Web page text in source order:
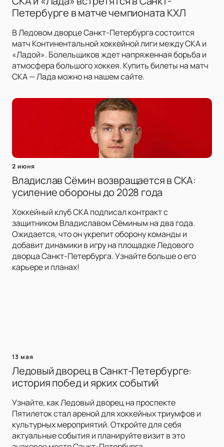
Петербурге в матче чемпионата КХЛ
В Ледовом дворце Санкт-Петербурга состоится
матч Континентальной хоккейной лиги между СКА и
«Ладой». Болельщиков ждет напряженная борьба и
атмосфера большого хоккея. Купить билеты на матч
СКА — Лада можно на нашем сайте.
2 июня
Владислав Сёмин возвращается в СКА:
усиление обороны до 2028 года
Хоккейный клуб СКА подписал контракт с
защитником Владиславом Сёминым на два года.
Ожидается, что он укрепит оборону команды и
добавит динамики в игру на площадке Ледового
дворца Санкт-Петербурга. Узнайте больше о его
карьере и планах!
13 мая
Ледовый дворец в Санкт-Петербурге:
история побед и ярких событий
Узнайте, как Ледовый дворец на проспекте
Пятилеток стал ареной для хоккейных триумфов и
культурных мероприятий. Откройте для себя
актуальные события и планируйте визит в это